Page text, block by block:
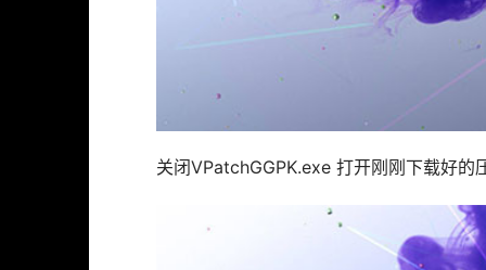
关闭VPatchGGPK.exe 打开刚刚下载好的